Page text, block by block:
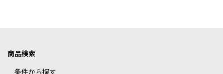
商品検索
条件から探す